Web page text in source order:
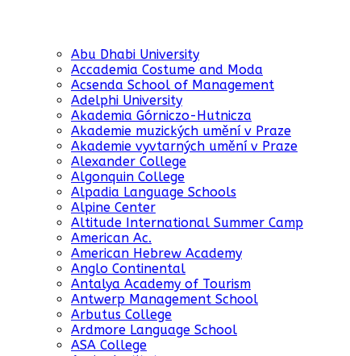
Abu Dhabi University
Accademia Costume and Moda
Acsenda School of Management
Adelphi University
Akademia Górniczo-Hutnicza
Akademie muzických umění v Praze
Akademie vyvtarných umění v Praze
Alexander College
Algonquin College
Alpadia Language Schools
Alpine Center
Altitude International Summer Camp
American Ac.
American Hebrew Academy
Anglo Continental
Antalya Academy of Tourism
Antwerp Management School
Arbutus College
Ardmore Language School
ASA College